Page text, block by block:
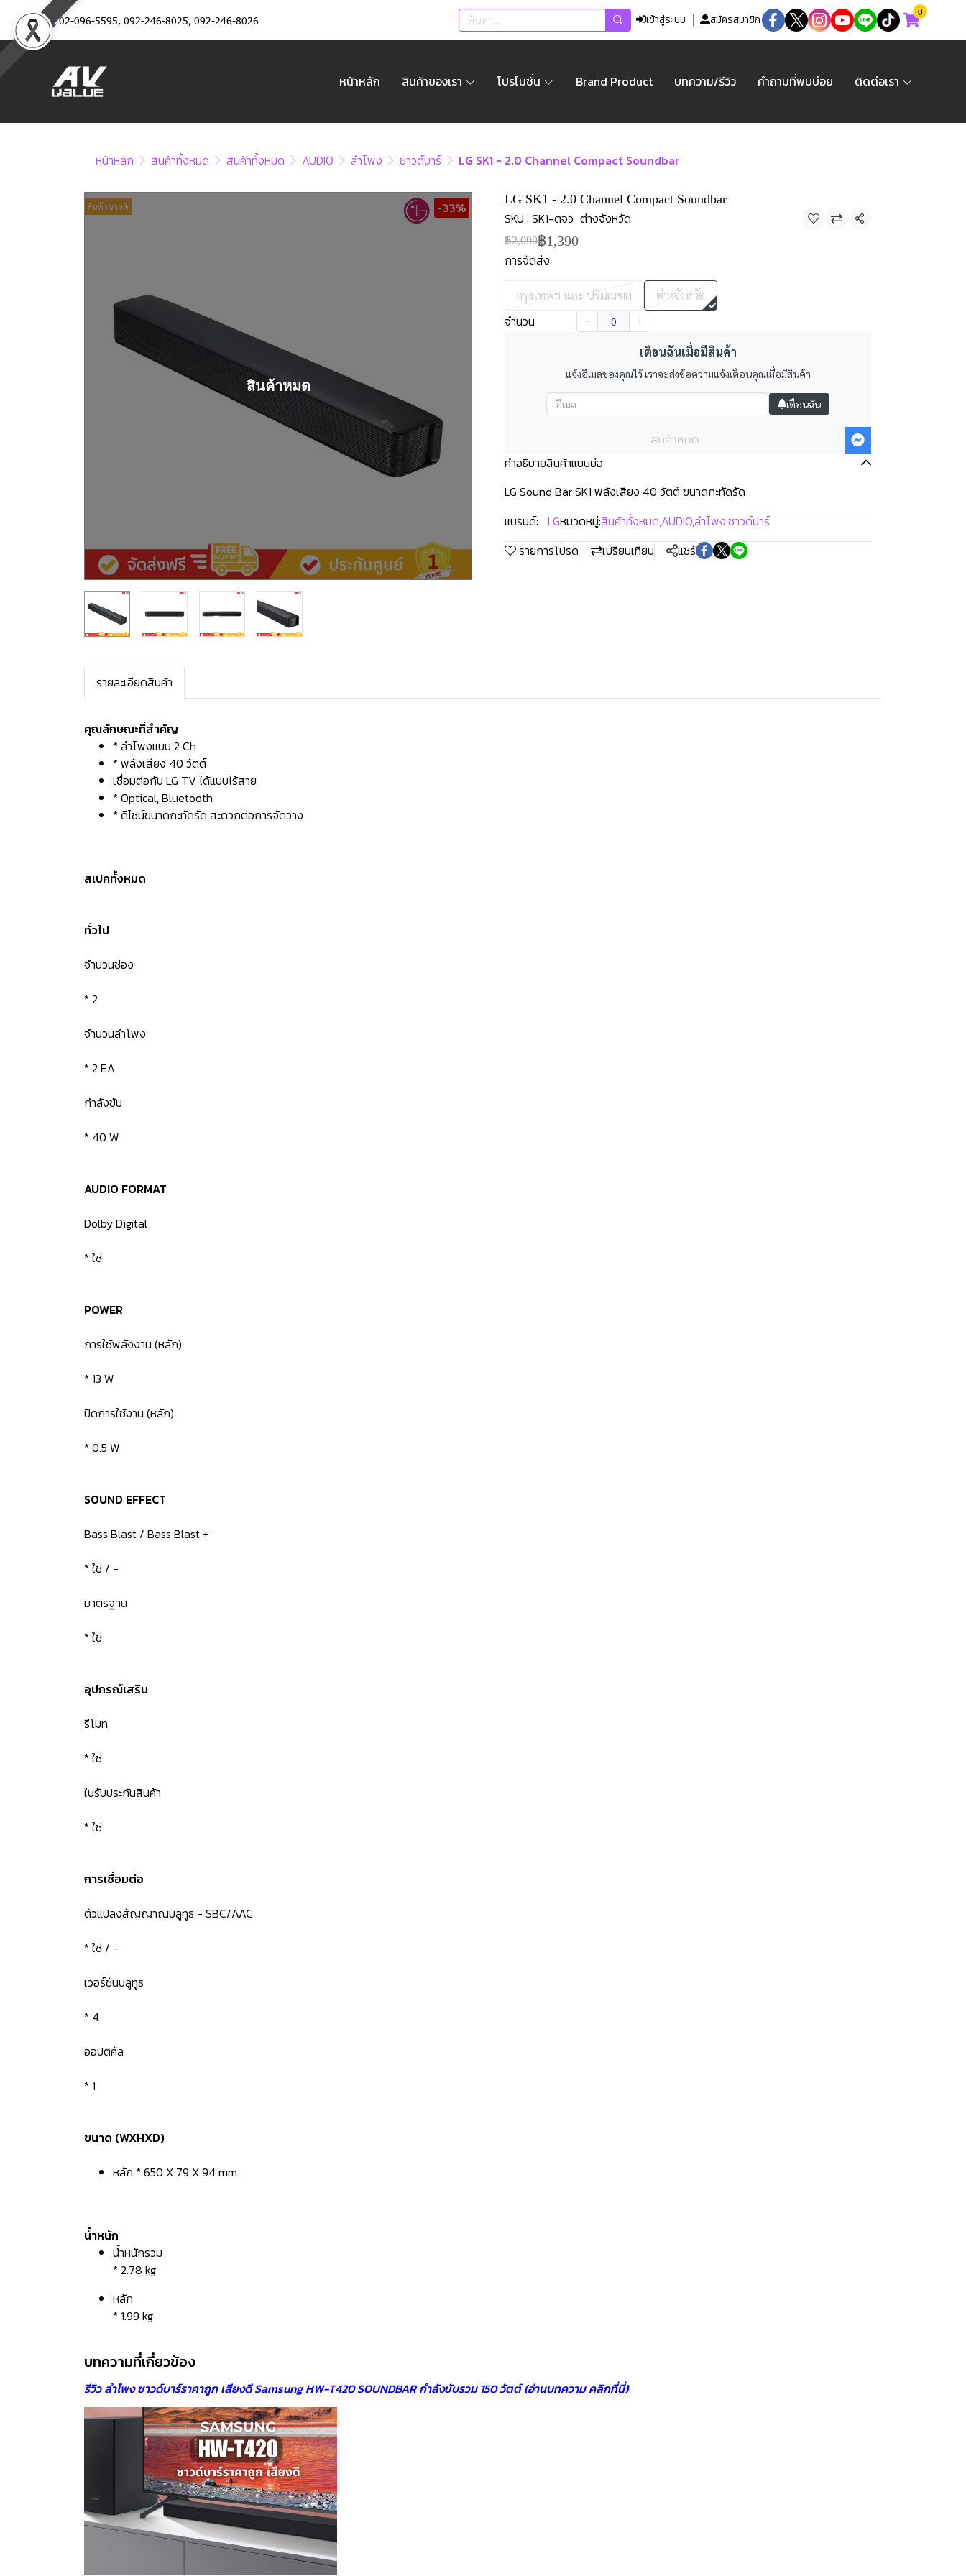
02-096-5595, 092-246-8025, 092-246-8026 เข้าสู่ระบบ สมัครสมาชิก
0
หน้าหลัก สินค้าของเรา โปรโมชั่น Brand Product บทความ/รีวิว คำถามที่พบบ่อย ติดต่อเรา
หน้าหลัก สินค้าทั้งหมด สินค้าทั้งหมด AUDIO ลำโพง ซาวด์บาร์ LG SK1 - 2.0 Channel Compact Soundbar
สินค้าขายดี -33%
สินค้าหมด
LG SK1 - 2.0 Channel Compact Soundbar
SKU : SK1-ตจว ต่างจังหวัด แชร์
฿2,090฿1,390
การจัดส่ง
กรุงเทพฯ และ ปริมณฑล ต่างจังหวัด
จำนวน
เตือนฉันเมื่อมีสินค้า
แจ้งอีเมลของคุณไว้ เราจะส่งข้อความแจ้งเตือนคุณเมื่อมีสินค้า
เตือนฉัน
สินค้าหมด
คำอธิบายสินค้าแบบย่อ
LG Sound Bar SK1 พลังเสียง 40 วัตต์ ขนาดกะทัดรัด
แบรนด์: LGหมวดหมู่:สินค้าทั้งหมด,AUDIO,ลำโพง,ซาวด์บาร์
รายการโปรด
เปรียบเทียบ แชร์
รายละเอียดสินค้า
คุณลักษณะที่สำคัญ
* ลำโพงแบบ 2 Ch
* พลังเสียง 40 วัตต์
เชื่อมต่อกับ LG TV ได้แบบไร้สาย
* Optical, Bluetooth
* ดีไซน์ขนาดกะทัดรัด สะดวกต่อการจัดวาง
สเปคทั้งหมด
ทั่วไป
จำนวนช่อง
* 2
จำนวนลำโพง
* 2 EA
กำลังขับ
* 40 W
AUDIO FORMAT
Dolby Digital
* ใช่
POWER
การใช้พลังงาน (หลัก)
* 13 W
ปิดการใช้งาน (หลัก)
* 0.5 W
SOUND EFFECT
Bass Blast / Bass Blast +
* ใช่ / -
มาตรฐาน
* ใช่
อุปกรณ์เสริม
รีโมท
* ใช่
ใบรับประกันสินค้า
* ใช่
การเชื่อมต่อ
ตัวแปลงสัญญาณบลูทูธ - SBC/AAC
* ใช่ / -
เวอร์ชันบลูทูธ
* 4
ออปติคัล
* 1
ขนาด (WXHXD)
หลัก * 650 X 79 X 94 mm
น้ำหนัก
น้ำหนักรวม
* 2.78 kg
หลัก
* 1.99 kg
บทความที่เกี่ยวข้อง
รีวิว ลำโพง ซาวด์บาร์ราคาถูก เสียงดี Samsung HW-T420 SOUNDBAR กำลังขับรวม 150 วัตต์ (อ่านบทความ คลิกที่นี่)